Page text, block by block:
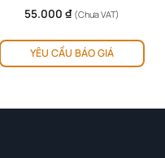
55.000 ₫ (Chưa VAT)
YÊU CẦU BÁO GIÁ